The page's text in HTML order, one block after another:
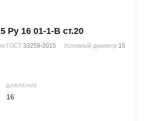
Ру 16 01-1-В ст.20
ГОСТ 33259-2015 Условный диаметр 15
ДАВЛЕНИЕ
16